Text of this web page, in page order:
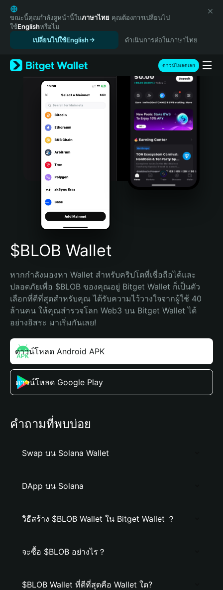
English
日本語
Tiếng Việt
Español (Latinoamérica)
Türkçe
Italiano
Português (Portugal)
Bahasa Indonesia
Português (Brasil)
Español (Argentina)
ขณะนี้คุณกำลังดูหน้านี้ในภาษาไทย คุณต้องการเปลี่ยนไป
ใช้Englishหรือไม่
เปลี่ยนไปใช้English
ดำเนินการต่อในภาษาไทย
ดาวน์โหลดเลย
$BLOB Wallet
หากกำลังมองหา Wallet สำหรับคริปโตที่เชื่อถือได้และ
ปลอดภัยเพื่อ $BLOB ของคุณอยู่ Bitget Wallet ก็เป็นตัว
เลือกที่ดีที่สุดสำหรับคุณ ได้รับความไว้วางใจจากผู้ใช้ 40
ล้านคน ให้คุณสำรวจโลก Web3 บน Bitget Wallet ได้
อย่างอิสระ มาเริ่มกันเลย!
ดาวน์โหลด Android APK
ดาวน์โหลด Google Play
คำถามที่พบบ่อย
Swap บน Solana Wallet
DApp บน Solana
วิธีสร้าง $BLOB Wallet ใน Bitget Wallet ？
จะซื้อ $BLOB อย่างไร？
$BLOB Wallet ที่ดีที่สุดคือ Wallet ใด?